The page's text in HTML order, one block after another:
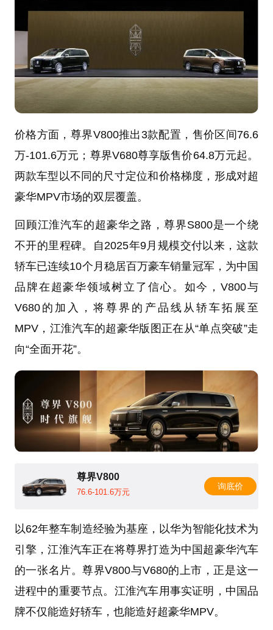
价格方面，尊界V800推出3款配置，售价区间76.6
万-101.6万元；尊界V680尊享版售价64.8万元起。
两款车型以不同的尺寸定位和价格梯度，形成对超
豪华MPV市场的双层覆盖。
回顾江淮汽车的超豪华之路，尊界S800是一个绕
不开的里程碑。自2025年9月规模交付以来，这款
轿车已连续10个月稳居百万豪车销量冠军，为中国
品牌在超豪华领域树立了信心。如今，V800与
V680的加入，将尊界的产品线从轿车拓展至
MPV，江淮汽车的超豪华版图正在从“单点突破”走
向“全面开花”。
尊界V800
76.6-101.6万元
询底价
以62年整车制造经验为基座，以华为智能化技术为
引擎，江淮汽车正在将尊界打造为中国超豪华汽车
的一张名片。尊界V800与V680的上市，正是这一
进程中的重要节点。江淮汽车用事实证明，中国品
牌不仅能造好轿车，也能造好超豪华MPV。